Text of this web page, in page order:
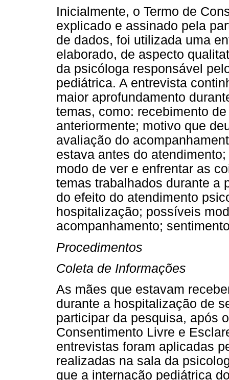
Inicialmente, o Termo de
explicado e assinado pela
de dados, foi utilizada uma
elaborado, de aspecto
da psicóloga responsável
pediátrica. A entrevista
maior aprofundamento
temas, como: recebimento
anteriormente; motivo que
avaliação do
estava antes do
modo de ver e enfrentar as
temas trabalhados durante a
do efeito do atendimento
hospitalização; possíveis
acompanhamento;
Procedimentos
Coleta de Informações
As mães que estavam
durante a hospitalização de
participar da pesquisa, após
Consentimento Livre e
entrevistas foram aplicadas
realizadas na sala da
que a internação pediátrica